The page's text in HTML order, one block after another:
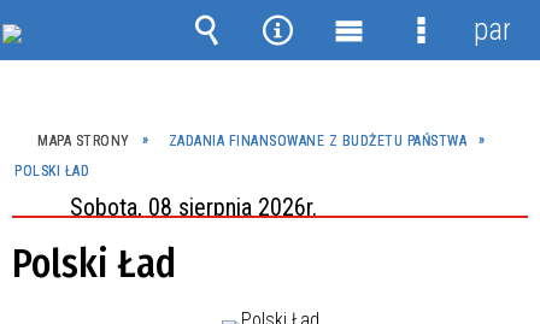
Sobota, 08 sierpnia 2026r.
MAPA STRONY
ZADANIA FINANSOWANE Z BUDŻETU PAŃSTWA
POLSKI ŁAD
Polski Ład
Wyszukiwarka
Narzędzia
Menu Menu
panel